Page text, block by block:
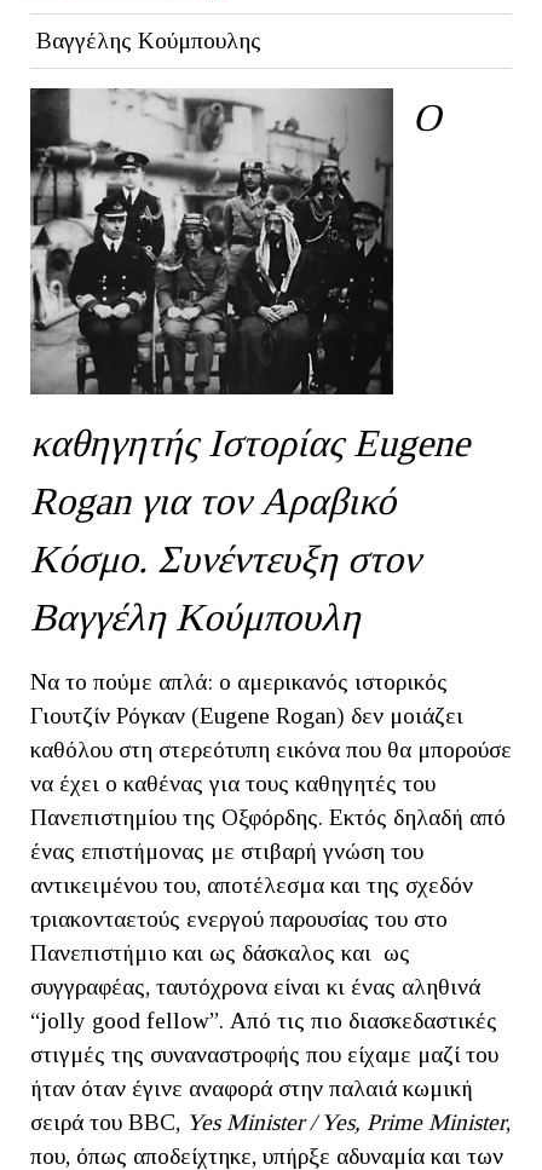
Βαγγέλης Κούμπουλης
Ο
καθηγητής Ιστορίας Eugene
Rogan για τον Αραβικό
Κόσμο. Συνέντευξη στον
Βαγγέλη Κούμπουλη
Να το πούμε απλά: ο αμερικανός ιστορικός
Γιουτζίν Ρόγκαν (Eugene Rogan) δεν μοιάζει
καθόλου στη στερεότυπη εικόνα που θα μπορούσε
να έχει ο καθένας για τους καθηγητές του
Πανεπιστημίου της Οξφόρδης. Εκτός δηλαδή από
ένας επιστήμονας με στιβαρή γνώση του
αντικειμένου του, αποτέλεσμα και της σχεδόν
τριακονταετούς ενεργού παρουσίας του στο
Πανεπιστήμιο και ως δάσκαλος και ως
συγγραφέας, ταυτόχρονα είναι κι ένας αληθινά
“jolly good fellow”. Από τις πιο διασκεδαστικές
στιγμές της συναναστροφής που είχαμε μαζί του
ήταν όταν έγινε αναφορά στην παλαιά κωμική
σειρά του BBC, Yes Minister / Yes, Prime Minister,
που, όπως αποδείχτηκε, υπήρξε αδυναμία και των